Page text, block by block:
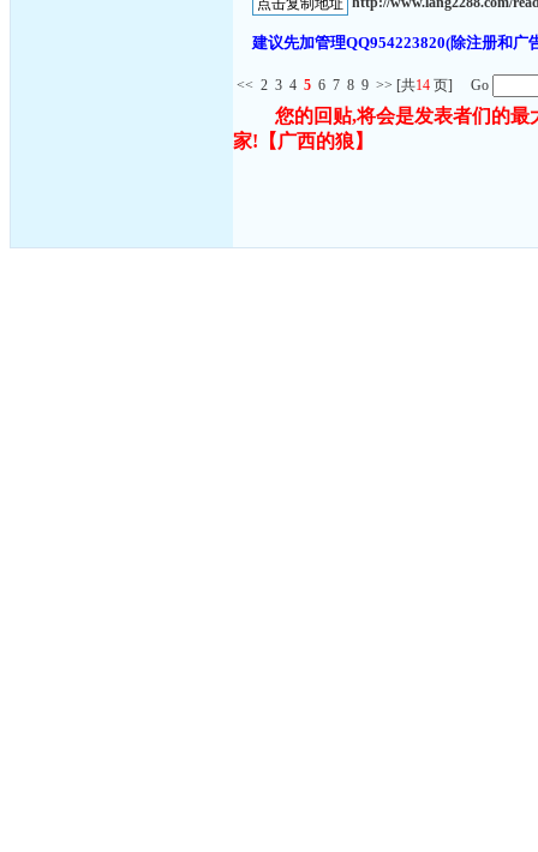
建议先加管理QQ954223820(除注册和
<< 2 3 4 5 6 7 8 9 >> [共14 页] Go
您的回贴,将会是发表者们的
家! 【广西的狼】